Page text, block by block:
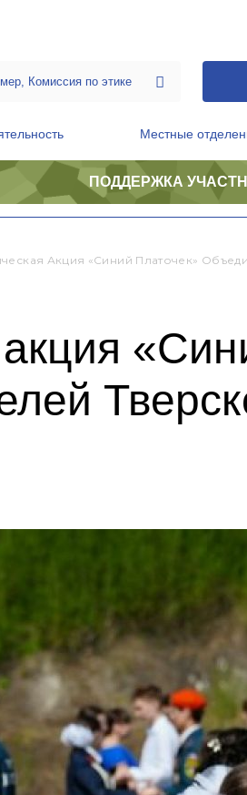
Местные
ПОДДЕРЖКА
Акция «Синий Платочек»